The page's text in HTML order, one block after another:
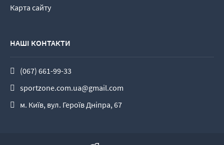
Карта сайту
НАШІ КОНТАКТИ
(067) 661-99-33
sportzone.com.ua@gmail.com
м. Київ, вул. Героїв Дніпра, 67